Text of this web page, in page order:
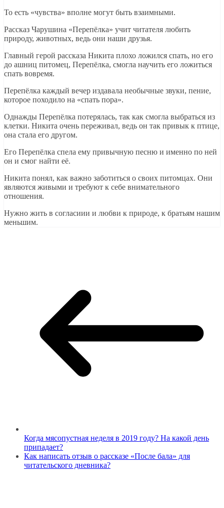
То есть «чувства» вполне могут быть взаимными.
Рассказ Чарушина «Перепёлка» учит читателя любить
природу, животных, ведь они наши друзья.
Главный герой рассказа Никита плохо ложился спать, но его
до ашниц питомец, Перепёлка, смогла научить его ложиться
спать вовремя.
Перепёлка каждый вечер издавала необычные звуки, пение,
которое походило на «спать пора».
Однажды Перепёлка потерялась, так как смогла выбраться из
клетки. Никита очень переживал, ведь он так привык к птице,
она стала его другом.
Его Перепёлка спела ему привычную песню и именно по ней
он и смог найти её.
Никита понял, как важно заботиться о своих питомцах. Они
являются живыми и требуют к себе внимательного
отношения.
Нужно жить в согласиии и любви к природе, к братьям нашим
меньшим.
Когда мясопустная неделя в 2019 году? На какой день
припадает?
Как написать отзыв о рассказе «После бала» для
читательского дневника?